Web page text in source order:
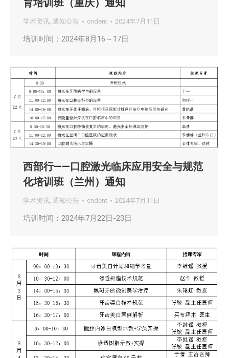
育培训班（重庆）通知
学术资讯, 通知公告 cndent 2024年7月11日
培训时间：2024年8月16～17日
西部行——口腔激光临床应用安全与规范
化培训班（兰州）通知
学术资讯, 通知公告 cndent 2024年7月11日
培训时间：2024年7月22日-23日